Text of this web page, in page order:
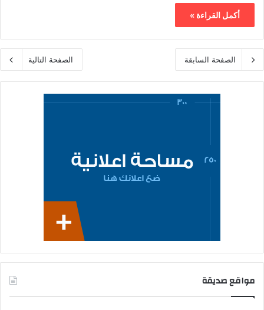
أكمل القراءة »
الصفحة السابقة الصفحة التالية
مواقع صديقة